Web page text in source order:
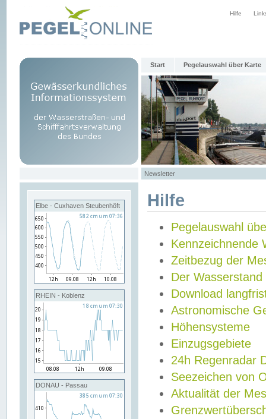
Hilfe
Start Pegelauswahl über Karte
Newsletter
Elbe - Cuxhaven Steubenhöft
RHEIN - Koblenz
DONAU - Passau
Hilfe
Pegelauswahl
Kennzeichnende
Zeitbezug der
Der Wasserstand
Download
Astronomische
Höhensysteme
Einzugsgebiete
24h Regenradar
Seezeichen von
Aktualität der